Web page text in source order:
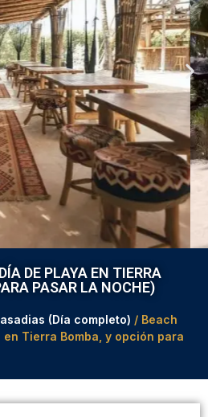
DE PLAYA EN TIERRA
PASAR LA NOCHE)
(Día completo) / Beach
Tierra Bomba, y opción para